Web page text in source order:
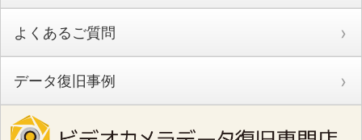
よくあるご質問
データ復旧事例